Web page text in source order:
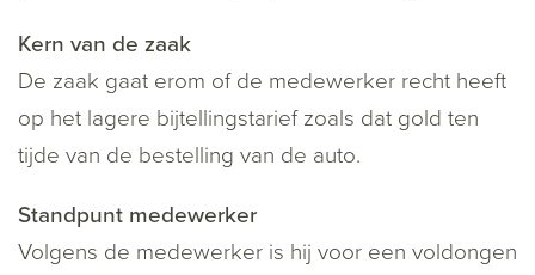
Kern van de zaak
De zaak gaat erom of de medewerker recht heeft
op het lagere bijtellingstarief zoals dat gold ten
tijde van de bestelling van de auto.
Standpunt medewerker
Volgens de medewerker is hij voor een voldongen